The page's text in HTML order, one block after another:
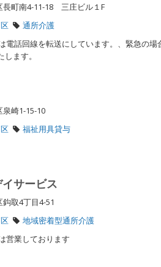
長町南4-11-18 三庄ビル１F
通所介護
電話回線を転送にしています。、緊急の
ます。
泉崎1-15-10
福祉用具貸与
サービス
鈎取4丁目4-51
地域密着型通所介護
営業しております